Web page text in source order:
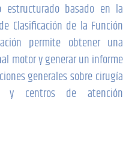
basado en la
Clasificación de la Función
permite obtener una
motor y generar un informe
generales sobre cirugía
y centros de atención